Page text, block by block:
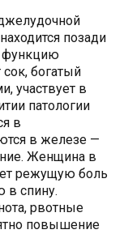
позади
функцию
богатый
участвует в
патологии
в
в железе —
Женщина в
режущую боль
в спину.
рвотные
повышение